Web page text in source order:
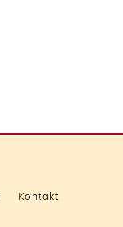
Kontakt